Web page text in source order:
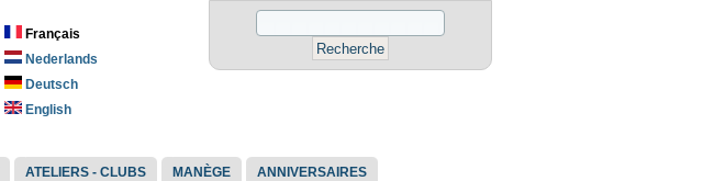
Français
Nederlands
Deutsch
English
ATELIERS - CLUBS MANÈGE
ANNIVERSAIRES